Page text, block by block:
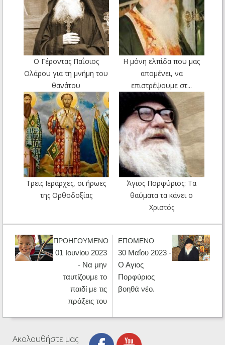
Ο Γέροντας Παΐσιος
Ολάρου για τη μνήμη του
θανάτου
Η μόνη ελπίδα που μας
απομένει, να
επιστρέψουμε στ...
Τρεις Ιεράρχες, οι ήρωες
της Ορθοδοξίας
Άγιος Πορφύριος: Τα
θαύματα τα κάνει ο
Χριστός
ΠΡΟΗΓΟΥΜΕΝΟ
01 Ιουνίου 2023
- Να μην
ταυτίζουμε το
παιδί με τις
πράξεις του
ΕΠΟΜΕΝΟ
30 Μαΐου 2023 -
Ο Αγιος
Πορφύριος
βοηθά νέο.
Ακολουθήστε μας